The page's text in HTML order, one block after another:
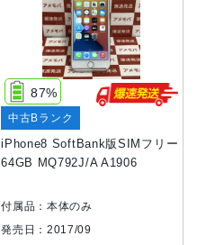
iPhone8 SoftBank版SIMフリー
64GB MQ792J/A A1906
87%
中古Bランク
付属品：本体のみ
発売日：2017/09